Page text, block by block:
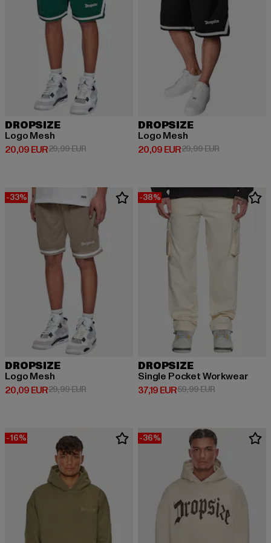
DROPSIZE
Logo Mesh
20,09 EUR
Prix courant: 20,09 EUR
29,99 EURPrix en promotion: 29,99 EUR
DROPSIZE
Logo Mesh
20,09 EUR
Prix courant: 20,09 EUR
29,99 EURPrix en
-33%
DROPSIZE
Logo Mesh
20,09 EUR
Prix courant: 20,09 EUR
29,99 EURPrix en promotion: 29,99 EUR
-38%
DROPSIZE
Single Pocket Workwear
37,19 EUR
Prix courant: 37,19 EUR
59,99 EURPrix en
-16% -36%